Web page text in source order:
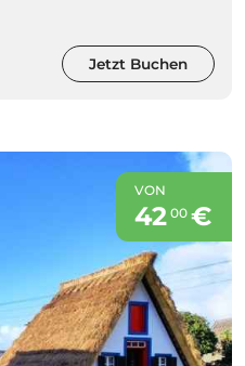
Jetzt Buchen
VON
42 00€